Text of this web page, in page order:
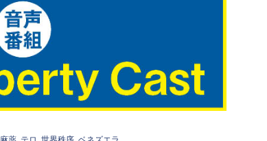
麻薬 テロ 世界秩序 ベネズエラ